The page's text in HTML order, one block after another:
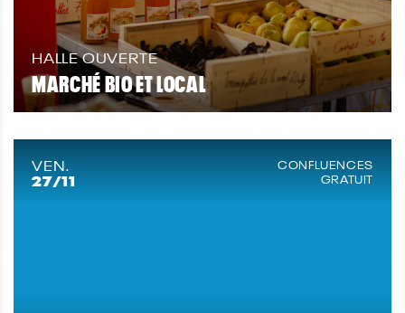
HALLE OUVERTE
MARCHÉ BIO ET LOCAL
VEN.
27/11
CONFLUENCES
GRATUIT